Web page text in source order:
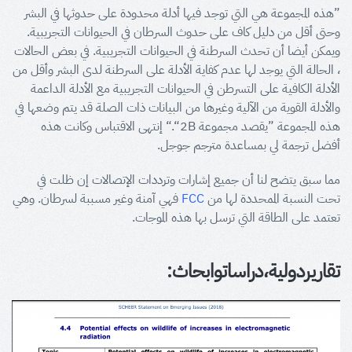
”هذه المجموعة هي التي توجد فيها أدلة محدودة على حدوثها في البشر
وحتى أقل من دليل كاف على حدوث السرطان في الحيوانات التجريبية.
ويمكن أيضا أن تحدث السرطنة في الحيوانات التجريبية. في بعض الحالات
، الحالة التي يوجد لها عدم كفاية الأدلة على السرطنة لدى البشر وأقل من
الأدلة الكافية على التسرطن في الحيوانات التجريبية مع الأدلة الداعمة
والأدلة القوية من الآلية وغيرها من البيانات ذات الصلة قد يتم وضعها في
هذه المجموعة ”يقصد مجموعة 2B“.“ إنتهى الاقتباس وكانت هذه
أفضل ترجمة لي بمساعدة مترجم جوجل.
مما سبق يتضح لنا أن جميع إشارات وترددات الإتصالات إن ظلت في
تحت النسبة الممحددة لها من
فهي آمنة وغير مسببة لسرطان. وهي
تعتمد على الطاقة التي ترسل بها هذه الموجات.
تقاريردولية،دراساتوابحاث: